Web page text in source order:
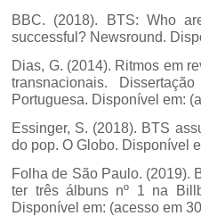
BBC. (2018). BTS: Who
successful? Newsround.
Dias, G. (2014). Ritmos em
transnacionais.
Portuguesa. Disponível em:
Essinger, S. (2018). BTS
do pop. O Globo. Disponível
Folha de São Paulo. (2019).
ter três álbuns nº 1 na
Disponível em: (acesso em